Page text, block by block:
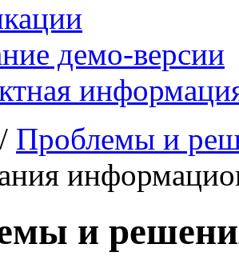
демо-версии
/ Проблемы и
и